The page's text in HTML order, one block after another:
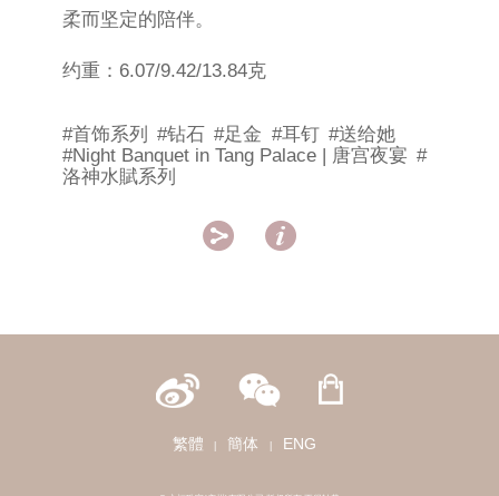
柔而坚定的陪伴。
约重：6.07/9.42/13.84克
#首饰系列 #钻石 #足金 #耳钉 #送给她
#Night Banquet in Tang Palace | 唐宫夜宴 #
洛神水賦系列
 
繁體 簡体 ENG